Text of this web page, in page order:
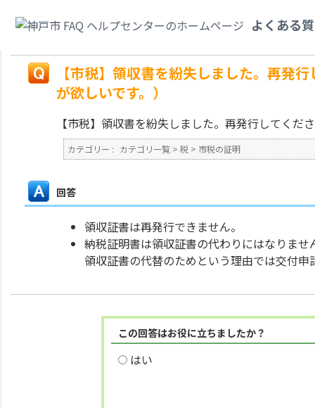
よくある
です。）
【市税】領収書を紛失しました。再発
が欲しいです。）
【市税】領収書を紛失しました。再発行してく
カテゴリー : カテゴリ一覧 > 税 > 市税の証明
回答
領収証書は再発行できません。
納税証明書は領収証書の代わりにはなりま
領収証書の代替のためという理由では交付申
この回答はお役に立ちましたか？
はい